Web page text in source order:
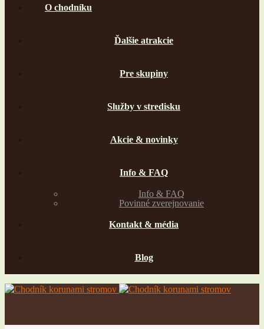
O chodníku
Ďalšie atrakcie
Pre skupiny
Služby v stredisku
Akcie & novinky
Info & FAQ
Info & FAQ
Povinné zverejnovanie
Kontakt & média
Blog